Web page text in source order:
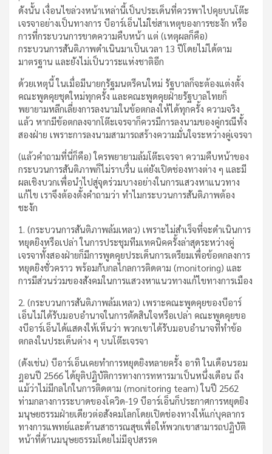
ดังนั้น เงื่อนไขล่วงหน้าเหล่านี้เป็นประเด็นที่ควรพาไปคุยบนโต๊ะ
เจรจาอย่างเป็นทางการ บีอาร์เอ็นไม่ใช่สาเหตุของการชะงัก หรือ
การที่กระบวนการขาดความคืบหน้า แต่ (เหตุผลก็คือ)
กระบวนการสันติภาพดำเนินมาเป็นเวลา 13 ปีโดยไม่ได้ตาม
มาตรฐาน และยังไม่เป็นวาระแห่งชาติอีก
ด้วยเหตุนี้ ในเมื่อมีนายกรัฐมนตรีคนใหม่ รัฐบาลก็จะต้องแต่งตั้ง
คณะพูดคุยชุดใหม่ทุกครั้ง และคณะพูดคุยฝ่ายรัฐบาลไทยก็
พยายามหลีกเลี่ยงการลงนามในข้อตกลงให้ได้ทุกครั้ง ความจริง
แล้ว หากมีข้อตกลงจากโต๊ะเจรจาก็ควรมีการลงนามของคู่กรณีทั้ง
สองฝ่าย เพราะการลงนามสามารถสร้างความมั่นใจระหว่างคู่เจรจา
(แล้วคำถามที่นี่ก็คือ) ใครพยายามล้มโต๊ะเจรจา ความคืบหน้าของ
กระบวนการสันติภาพก็ไม่ราบรื่น แต่ยังเปิดช่องทางต่าง ๆ และมี
ผลเชิงบวกเพื่อนำไปสู่จุดร่วมบางอย่างในการแสวงหาแนวทาง
แก้ไข เราจึงต้องตั้งคำถามว่า ทำไมกระบวนการสันติภาพต้อง
ชะงัก
1. (กระบวนการสันติภาพล้มเหลว) เพราะไม่สำเร็จที่จะดำเนินการ
หยุดยิงหรือเปล่า ในการประชุมทีมเทคนิคครั้งล่าสุดระหว่างคู่
เจรจาทั้งสองฝ่ายก็มีการพูดคุยประเด็นการเตรียมเพื่อข้อตกลงการ
หยุดยิงชั่วคราว พร้อมกับกลไกลการติดตาม (monitoring) และ
การมีส่วนร่วมของสังคมในการแสวงหาแนวทางแก้ไขทางการเมือง
2. (กระบวนการสันติภาพล้มเหลว) เพราะคณะพูดคุยของบีอาร์
เอ็นไม่ได้รับมอบอำนาจในการตัดสินใจหรือเปล่า คณะพูดคุยขอ
งบีอาร์เอ็นได้แสดงให้เห็นว่า พวกเขาได้รับมอบอำนาจที่ทำข้อ
ตกลงในประเด็นต่าง ๆ บนโต๊ะเจรจา
(ดังเช่น) บีอาร์เอ็นเคยทำการหยุดยิงหลายครั้ง อาทิ ในเดือนรอม
ฎอนปี 2566 ได้ยุติปฏิบัติการทางการทหารมาเป็นหนึ่งเดือน ถึง
แม้ว่าไม่มีกลไกในการติดตาม (monitoring team) ในปี 2562
ท่ามกลางการระบาดของโควิด-19 บีอาร์เอ็นก็ประกาศการหยุดยิง
มนุษยธรรมฝ่ายเดียวต่อสังคมโลกโดยเปิดช่องทางให้แก่บุคลากร
ทางการแพทย์และด้านสาธารณสุขเพื่อให้พวกเขาสามารถปฏิบัติ
หน้าที่ด้านมนุษยธรรมโดยไม่มีอุปสรรค